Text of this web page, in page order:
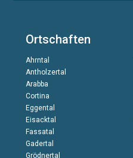
Ortschaften
Ahrntal
Antholzertal
Arabba
Cortina
Eggental
Eisacktal
Fassatal
Gadertal
Grödnertal